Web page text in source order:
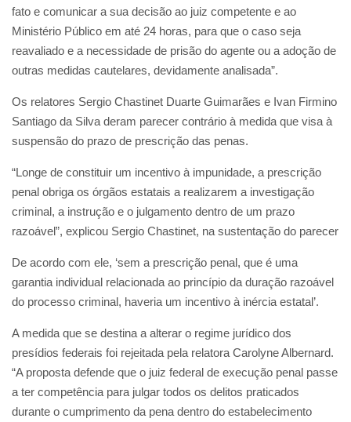
fato e comunicar a sua decisão ao juiz competente e ao
Ministério Público em até 24 horas, para que o caso seja
reavaliado e a necessidade de prisão do agente ou a adoção de
outras medidas cautelares, devidamente analisada”.
Os relatores Sergio Chastinet Duarte Guimarães e Ivan Firmino
Santiago da Silva deram parecer contrário à medida que visa à
suspensão do prazo de prescrição das penas.
“Longe de constituir um incentivo à impunidade, a prescrição
penal obriga os órgãos estatais a realizarem a investigação
criminal, a instrução e o julgamento dentro de um prazo
razoável”, explicou Sergio Chastinet, na sustentação do parecer
De acordo com ele, ‘sem a prescrição penal, que é uma
garantia individual relacionada ao princípio da duração razoável
do processo criminal, haveria um incentivo à inércia estatal’.
A medida que se destina a alterar o regime jurídico dos
presídios federais foi rejeitada pela relatora Carolyne Albernard.
“A proposta defende que o juiz federal de execução penal passe
a ter competência para julgar todos os delitos praticados
durante o cumprimento da pena dentro do estabelecimento